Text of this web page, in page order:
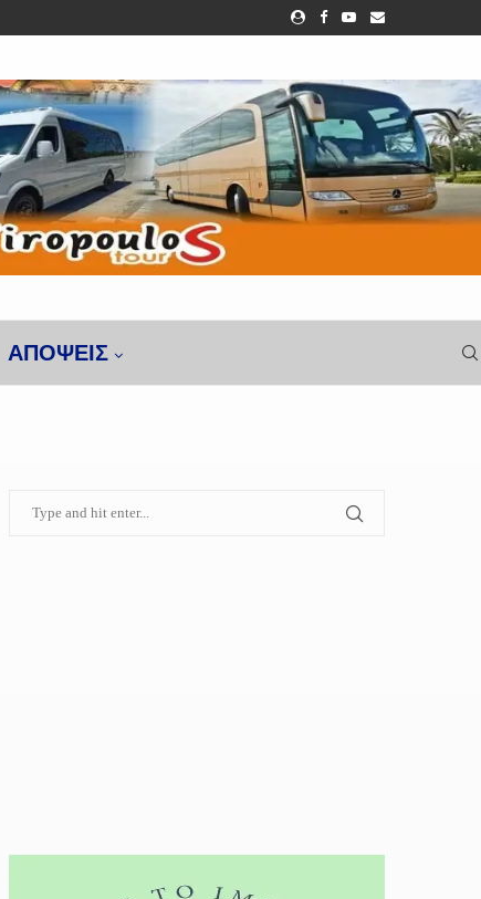
ΑΠΌΨΕΙΣ